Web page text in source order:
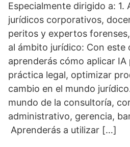
Especialmente dirigido a: 1.
jurídicos corporativos,
peritos y expertos
al ámbito jurídico: Con este
aprenderás cómo aplicar
práctica legal, optimizar
cambio en el mundo
mundo de la consultoría,
administrativo, gerencia,
Aprenderás a utilizar […]